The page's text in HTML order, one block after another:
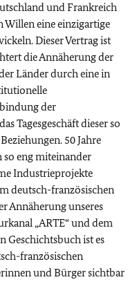
und Frankreich
eine einzigartige
Dieser Vertrag ist
die Annäherung der
Länder durch eine in
der
Tagesgeschäft dieser so
50 Jahre
so eng miteinander
Industrieprojekte
deutsch-französischen
Annäherung unseres
„ARTE“ und dem
Geschichtsbuch ist es
französischen
und Bürger sichtbar